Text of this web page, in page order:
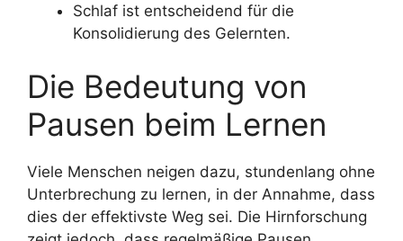
Schlaf ist entscheidend für die
Konsolidierung des Gelernten.
Die Bedeutung von
Pausen beim Lernen
Viele Menschen neigen dazu, stundenlang ohne
Unterbrechung zu lernen, in der Annahme, dass
dies der effektivste Weg sei. Die Hirnforschung